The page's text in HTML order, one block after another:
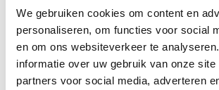
We gebruiken cookies om content en
personaliseren, om functies voor social
en om ons websiteverkeer te
informatie over uw gebruik van onze site
partners voor social media, adverteren
Bekijk meer